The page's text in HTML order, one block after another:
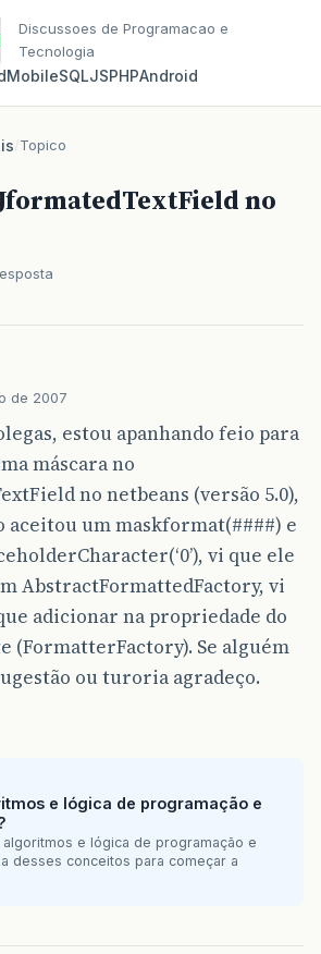
Discussoes de Programacao e
Tecnologia
MobileSQLJSPHPAndroid
/Topico
no
de 2007
estou apanhando feio para
máscara no
no netbeans (versão 5.0),
aceitou um maskformat(####) e
vi que ele
AbstractFormattedFactory, vi
adicionar na propriedade do
(FormatterFactory). Se alguém
ou turoria agradeço.
e lógica de programação e
algoritmos e lógica de programação e
desses conceitos para começar a